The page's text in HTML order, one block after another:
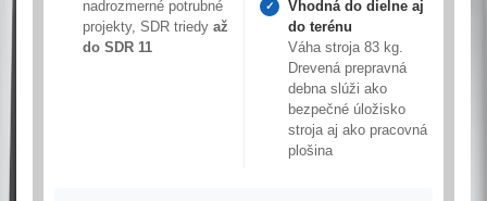
nadrozmerné potrubné
projekty, SDR triedy až
do SDR 11
✓
Vhodná do dielne aj
do terénu
Váha stroja 83 kg.
Drevená prepravná
debna slúži ako
bezpečné úložisko
stroja aj ako pracovná
plošina